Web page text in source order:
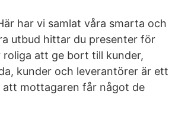
har vi samlat våra smarta och
utbud hittar du presenter för
roliga att ge bort till kunder,
kunder och leverantörer är ett
mottagaren får något de